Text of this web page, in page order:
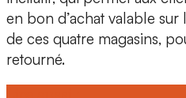
en bon d’achat valable sur
de ces quatre magasins,
retourné.